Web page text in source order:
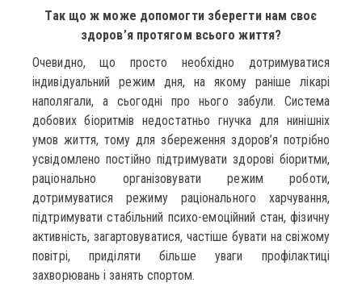
Так що ж може допомогти зберегти нам своє
здоров’я протягом всього життя?
Очевидно, що просто необхідно дотримуватися
індивідуальний режим дня, на якому раніше лікарі
наполягали, а сьогодні про нього забули. Система
добових біоритмів недостатньо гнучка для нинішніх
умов життя, тому для збереження здоров’я потрібно
усвідомлено постійно підтримувати здорові біоритми,
раціонально організовувати режим роботи,
дотримуватися режиму раціонального харчування,
підтримувати стабільний психо-емоційний стан, фізичну
активність, загартовуватися, частіше бувати на свіжому
повітрі, приділяти більше уваги профілактиці
захворювань і занять спортом.